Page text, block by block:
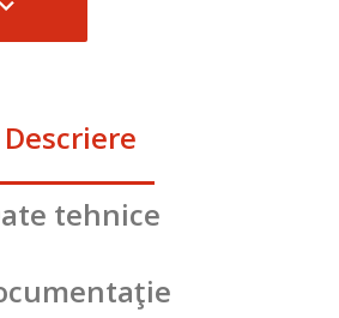
Descriere
tehnice